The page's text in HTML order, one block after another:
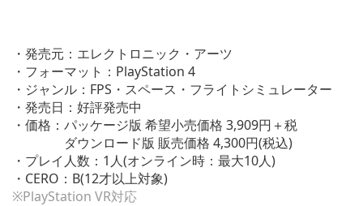
・発売元：エレクトロニック・アーツ
・フォーマット：PlayStation 4
・ジャンル：FPS・スペース・フライトシミュレーター
・発売日：好評発売中
・価格：パッケージ版 希望小売価格 3,909円＋税
ダウンロード版 販売価格 4,300円(税込)
・プレイ人数：1人(オンライン時：最大10人)
・CERO：B(12才以上対象)
※PlayStation VR対応